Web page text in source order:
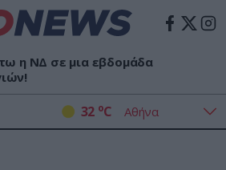
η ΝΔ σε μια εβδομάδα
32 oC